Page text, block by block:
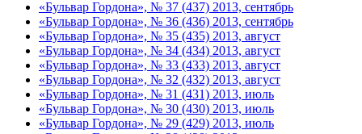
«Бульвар Гордона», № 37 (437) 2013, сентябрь
«Бульвар Гордона», № 36 (436) 2013, сентябрь
«Бульвар Гордона», № 35 (435) 2013, август
«Бульвар Гордона», № 34 (434) 2013, август
«Бульвар Гордона», № 33 (433) 2013, август
«Бульвар Гордона», № 32 (432) 2013, август
«Бульвар Гордона», № 31 (431) 2013, июль
«Бульвар Гордона», № 30 (430) 2013, июль
«Бульвар Гордона», № 29 (429) 2013, июль